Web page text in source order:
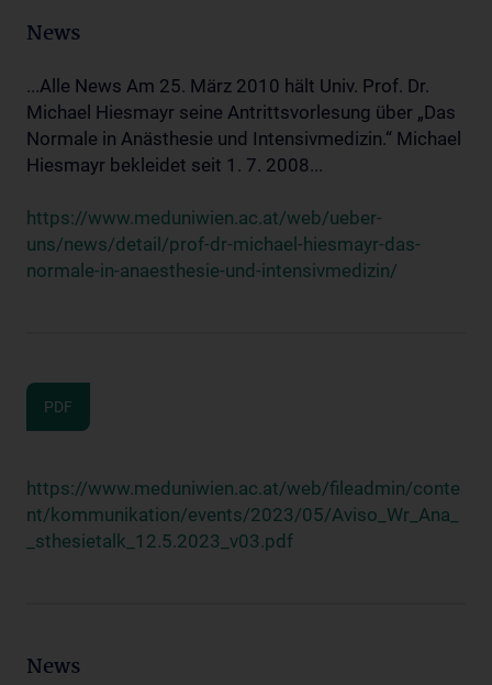
News
...Alle News Am 25. März 2010 hält Univ. Prof. Dr.
Michael Hiesmayr seine Antrittsvorlesung über „Das
Normale in Anästhesie und Intensivmedizin.“ Michael
Hiesmayr bekleidet seit 1. 7. 2008...
https://www.meduniwien.ac.at/web/ueber-
uns/news/detail/prof-dr-michael-hiesmayr-das-
normale-in-anaesthesie-und-intensivmedizin/
PDF
https://www.meduniwien.ac.at/web/fileadmin/conte
nt/kommunikation/events/2023/05/Aviso_Wr_Ana_
_sthesietalk_12.5.2023_v03.pdf
News